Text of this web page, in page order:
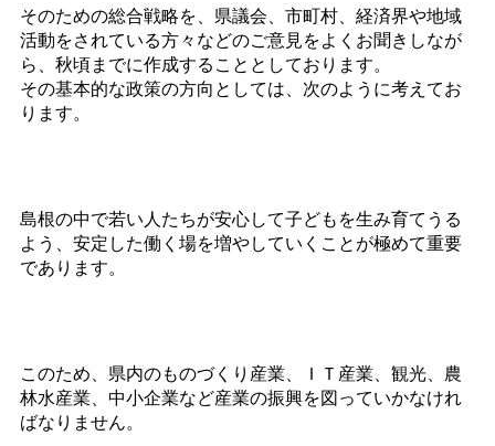
そのための総合戦略を、県議会、市町村、経済界や地域
活動をされている方々などのご意見をよくお聞きしなが
ら、秋頃までに作成することとしております。
その基本的な政策の方向としては、次のように考えてお
ります。
島根の中で若い人たちが安心して子どもを生み育てうる
よう、安定した働く場を増やしていくことが極めて重要
であります。
このため、県内のものづくり産業、ＩＴ産業、観光、農
林水産業、中小企業など産業の振興を図っていかなけれ
ばなりません。